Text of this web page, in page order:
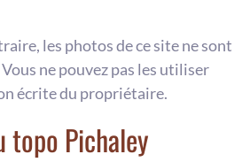
les photos de ce site ne sont
ne pouvez pas les utiliser
écrite du propriétaire.
topo Pichaley